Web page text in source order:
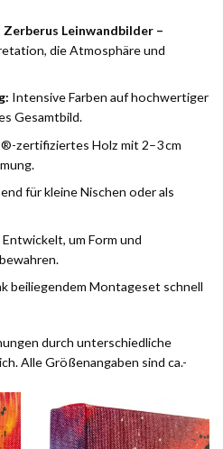
Zerberus Leinwandbilder –
die Atmosphäre und
Intensive Farben auf hochwertiger
Gesamtbild.
zertifiziertes Holz mit 2–3 cm
für kleine Nischen oder als
Entwickelt, um Form und
beiliegendem Montageset schnell
durch unterschiedliche
Alle Größenangaben sind ca.-